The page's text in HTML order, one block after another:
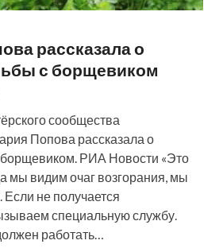
рассказала о
с борщевиком
сообщества
Попова рассказала о
РИА Новости «Это
мы видим очаг возгорания, мы
не получается
специальную службу.
работать…